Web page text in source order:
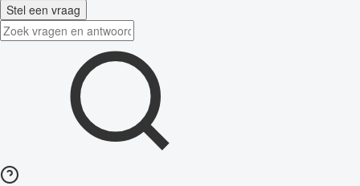
Stel een vraag